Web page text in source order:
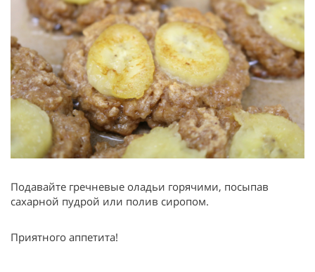
Подавайте гречневые оладьи горячими, посыпав
сахарной пудрой или полив сиропом.
Приятного аппетита!